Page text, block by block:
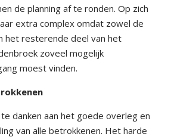
de planning af te ronden. Op zich
extra complex omdat zowel de
het resterende deel van het
zoveel mogelijk
moest vinden.
danken aan het goede overleg en
van alle betrokkenen. Het harde